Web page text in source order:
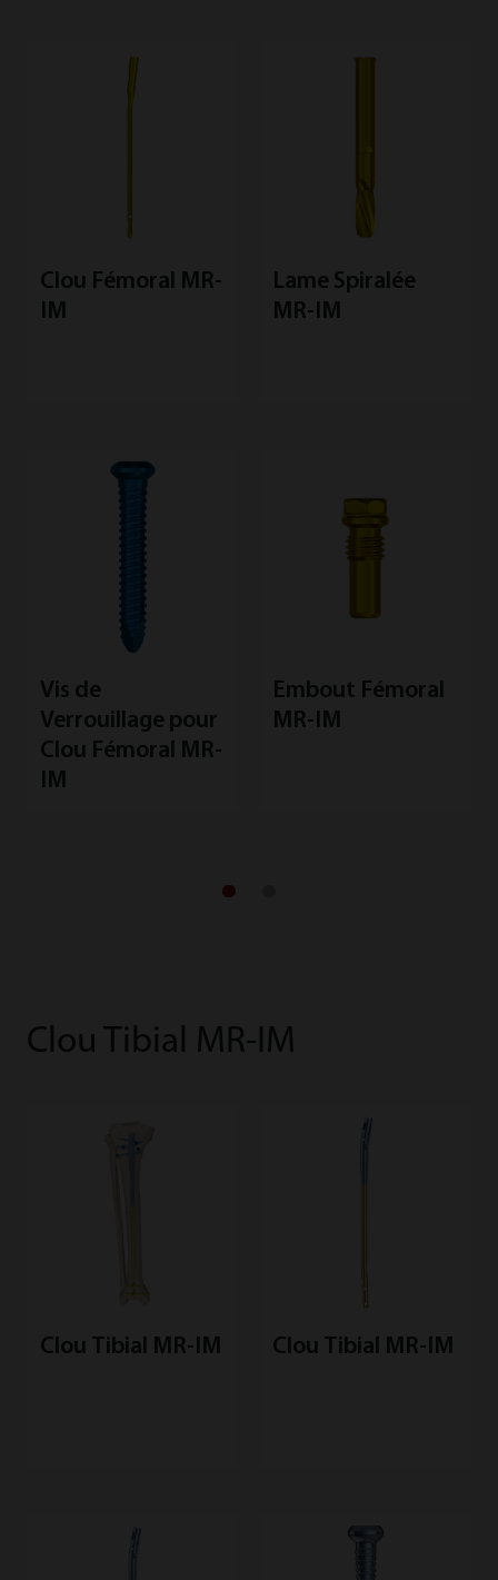
Clou Fémoral MR-
IM
Lame Spiralée
MR-IM
Vis de
Verrouillage pour
Clou Fémoral MR-
IM
Embout Fémoral
MR-IM
Clou Tibial MR-IM
Clou Tibial MR-IM Clou Tibial MR-IM